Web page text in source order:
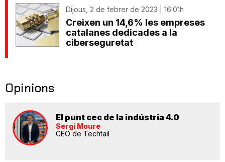
Dijous, 2 de febrer de 2023 | 16:01h
Creixen un 14,6% les empreses
catalanes dedicades a la
ciberseguretat
Opinions
El punt cec de la indústria 4.0
Sergi Moure
CEO de Techtail